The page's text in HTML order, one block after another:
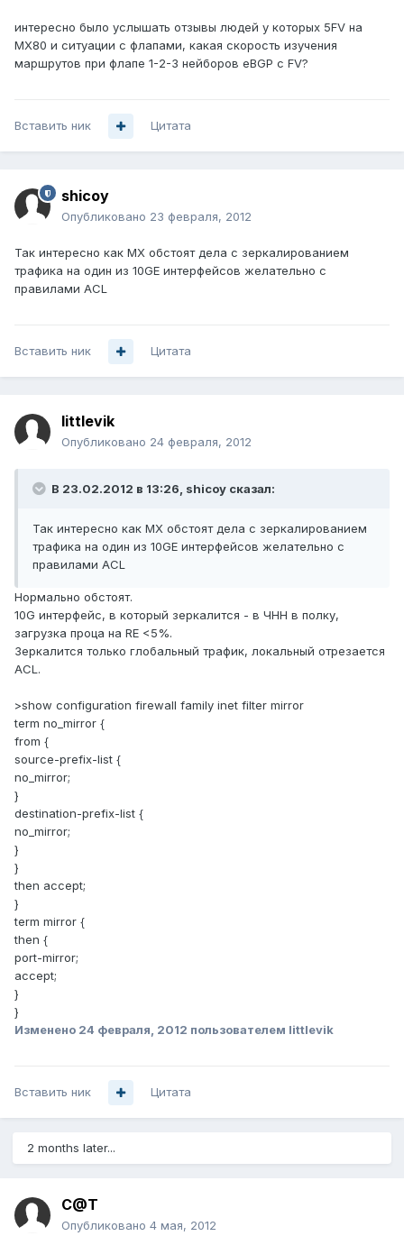
интересно было услышать отзывы людей у которых 5FV на
MX80 и ситуации с флапами, какая скорость изучения
маршрутов при флапе 1-2-3 нейборов еBGP с FV?
Вставить ник Цитата
shicoy
Опубликовано 23 февраля, 2012
Так интересно как MX обстоят дела с зеркалированием
трафика на один из 10GE интерфейсов желательно с
правилами ACL
Вставить ник Цитата
littlevik
Опубликовано 24 февраля, 2012
В 23.02.2012 в 13:26, shicoy сказал:
Так интересно как MX обстоят дела с зеркалированием
трафика на один из 10GE интерфейсов желательно с
правилами ACL
Нормально обстоят.
10G интерфейс, в который зеркалится - в ЧНН в полку,
загрузка проца на RE <5%.
Зеркалится только глобальный трафик, локальный отрезается
ACL.
>show configuration firewall family inet filter mirror
term no_mirror {
from {
source-prefix-list {
no_mirror;
}
destination-prefix-list {
no_mirror;
}
}
then accept;
}
term mirror {
then {
port-mirror;
accept;
}
}
Изменено 24 февраля, 2012 пользователем littlevik
Вставить ник Цитата
2 months later...
C@T
Опубликовано 4 мая, 2012